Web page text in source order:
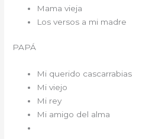
Mama vieja
Los versos a mi madre
PAPÁ
Mi querido cascarrabias
Mi viejo
Mi rey
Mi amigo del alma